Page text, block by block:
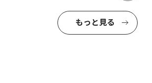
もっと見る